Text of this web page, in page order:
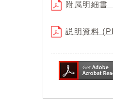
附属明細書
説明資料